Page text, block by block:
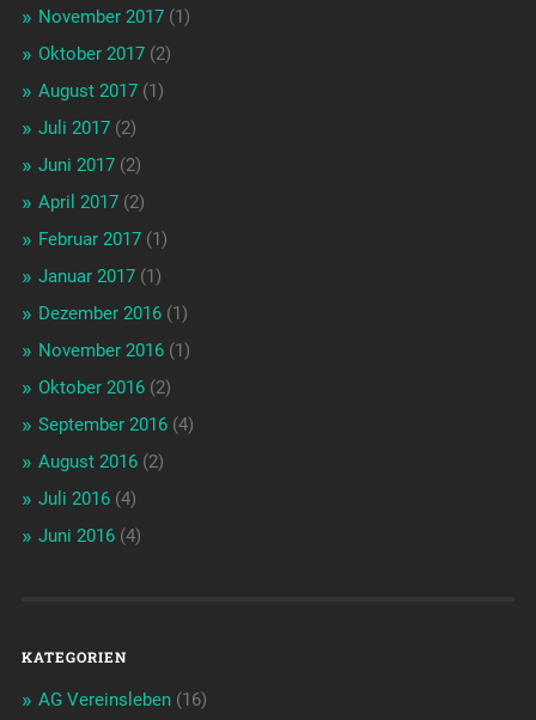
November 2017(1)
Oktober 2017(2)
August 2017(1)
Juli 2017(2)
Juni 2017(2)
April 2017(2)
Februar 2017(1)
Januar 2017(1)
Dezember 2016(1)
November 2016(1)
Oktober 2016(2)
September 2016(4)
August 2016(2)
Juli 2016(4)
Juni 2016(4)
KATEGORIEN
AG Vereinsleben(16)